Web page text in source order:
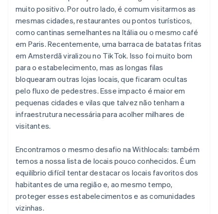
muito positivo. Por outro lado, é comum visitarmos as
mesmas cidades, restaurantes ou pontos turísticos,
como cantinas semelhantes na Itália ou o mesmo café
em Paris. Recentemente, uma barraca de batatas fritas
em Amsterdã viralizou no TikTok. Isso foi muito bom
para o estabelecimento, mas as longas filas
bloquearam outras lojas locais, que ficaram ocultas
pelo fluxo de pedestres. Esse impacto é maior em
pequenas cidades e vilas que talvez não tenham a
infraestrutura necessária para acolher milhares de
visitantes.
Encontramos o mesmo desafio na Withlocals: também
temos a nossa lista de locais pouco conhecidos. É um
equilíbrio difícil tentar destacar os locais favoritos dos
habitantes de uma região e, ao mesmo tempo,
proteger esses estabelecimentos e as comunidades
vizinhas.